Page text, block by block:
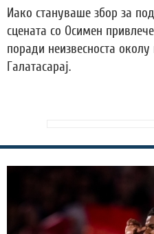
Иако стануваше збор за
сцената со Осимен
поради неизвесноста
Галатасарај.